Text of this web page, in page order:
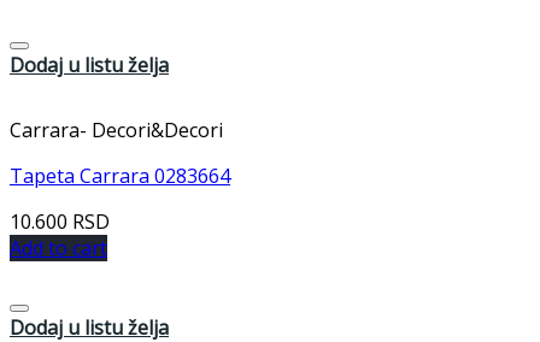
Dodaj u listu želja
Carrara- Decori&Decori
Tapeta Carrara 0283664
10.600 RSD
Add to cart
Dodaj u listu želja